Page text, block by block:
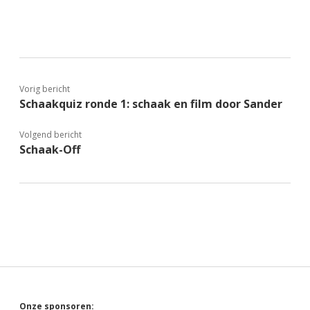
Vorig bericht
Schaakquiz ronde 1: schaak en film door Sander
Volgend bericht
Schaak-Off
Onze sponsoren: